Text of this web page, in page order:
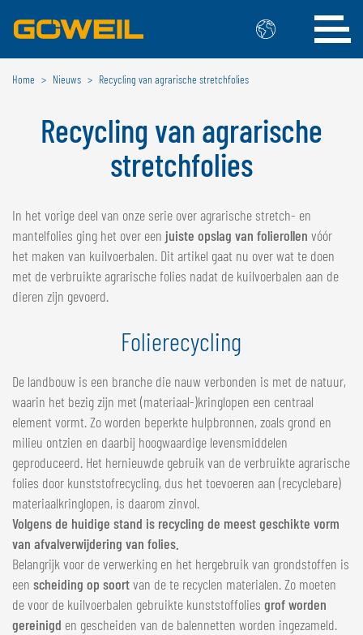
Kies uw taal / land
INTERNATIONAAL
ENGLISH
FRANÇAIS
NEDERLANDS
POLSKI
ČESKÝ
NEDERLANDS
FRANÇAIS
DEUTSCH
ZWITSERLAND
GÖWEIL Schweiz
DEUTSCH
FRANÇAIS
Home Nieuws Recycling van agrarische stretchfolies
Recycling van agrarische
stretchfolies
In het vorige deel van onze serie over agrarische stretch- en
mantelfolies ging het over een juiste opslag van folierollen vóór
het maken van kuilvoerbalen. Dit artikel gaat nu over wat te doen
met de verbruikte agrarische folies nadat de kuilvoerbalen aan de
dieren zijn gevoerd.
Folierecycling
De landbouw is een branche die nauw verbonden is met de natuur,
waarin het bezig zijn met (materiaal-)kringlopen een centraal
element vormt. Zo worden beperkte hulpbronnen, zoals grond en
milieu ontzien en daarbij hoogwaardige levensmiddelen
geproduceerd. Het hernieuwde gebruik van de verbruikte agrarische
folies door kunststofrecycling, dus het toevoeren aan (recyclebare)
materiaalkringlopen, is daarom zinvol.
Volgens de huidige stand is recycling de meest geschikte vorm
van afvalverwijdering van folies.
Belangrijk voor de verwerking en het hergebruik van grondstoffen is
een scheiding op soortvan de te recyclen materialen. Zo moeten
de voor de kuilvoerbalen gebruikte kunststoffolies grof worden
gereinigd en gescheiden van de balennetten worden ingezameld.